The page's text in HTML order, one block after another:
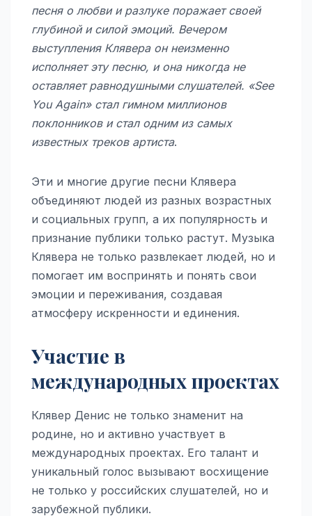
песня о любви и разлуке поражает своей
глубиной и силой эмоций. Вечером
выступления Клявера он неизменно
исполняет эту песню, и она никогда не
оставляет равнодушными слушателей. «See
You Again» стал гимном миллионов
поклонников и стал одним из самых
известных треков артиста.
Эти и многие другие песни Клявера
объединяют людей из разных возрастных
и социальных групп, а их популярность и
признание публики только растут. Музыка
Клявера не только развлекает людей, но и
помогает им воспринять и понять свои
эмоции и переживания, создавая
атмосферу искренности и единения.
Участие в
международных проектах
Клявер Денис не только знаменит на
родине, но и активно участвует в
международных проектах. Его талант и
уникальный голос вызывают восхищение
не только у российских слушателей, но и
зарубежной публики.